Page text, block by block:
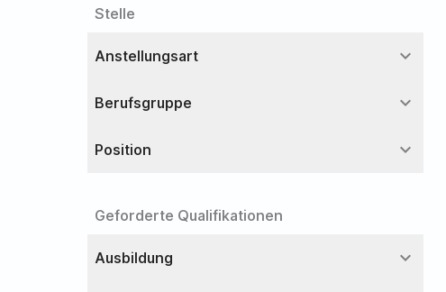
Stelle
Anstellungsart expand_more
Berufsgruppe expand_more
Position expand_more
Geforderte Qualifikationen
Ausbildung expand_more